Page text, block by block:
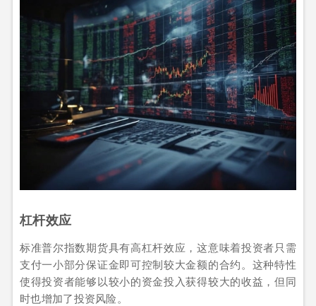
杠杆效应
标准普尔指数期货具有高杠杆效应，这意味着投资者只需
支付一小部分保证金即可控制较大金额的合约。这种特性
使得投资者能够以较小的资金投入获得较大的收益，但同
时也增加了投资风险。